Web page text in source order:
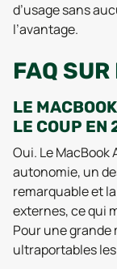
d’usage sans
l’avantage.
FAQ
LE
LE COUP EN
Oui. Le
autonomie, un
remarquable et
externes, ce qui
Pour une grande
ultraportables